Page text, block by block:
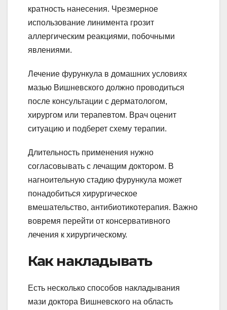
кратность нанесения. Чрезмерное
использование линимента грозит
аллергическим реакциями, побочными
явлениями.
Лечение фурункула в домашних условиях
мазью Вишневского должно проводиться
после консультации с дерматологом,
хирургом или терапевтом. Врач оценит
ситуацию и подберет схему терапии.
Длительность применения нужно
согласовывать с лечащим доктором. В
нагноительную стадию фурункула может
понадобиться хирургическое
вмешательство, антибиотикотерапия. Важно
вовремя перейти от консервативного
лечения к хирургическому.
Как накладывать
Есть несколько способов накладывания
мази доктора Вишневского на область